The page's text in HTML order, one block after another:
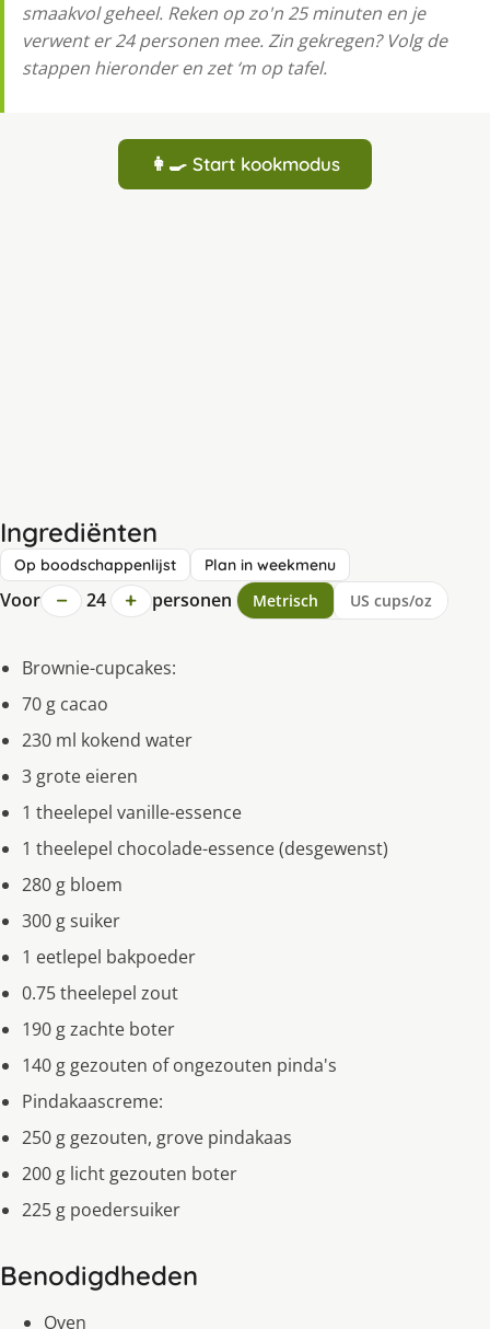
smaakvol geheel. Reken op zo'n 25 minuten en je
verwent er 24 personen mee. Zin gekregen? Volg de
stappen hieronder en zet ‘m op tafel.
👩‍🍳 Start kookmodus
Ingrediënten
Op boodschappenlijst Plan in weekmenu
Voor − 24 + personen Metrisch US cups/oz
Brownie-cupcakes:
70 g cacao
230 ml kokend water
3 grote eieren
1 theelepel vanille-essence
1 theelepel chocolade-essence (desgewenst)
280 g bloem
300 g suiker
1 eetlepel bakpoeder
0.75 theelepel zout
190 g zachte boter
140 g gezouten of ongezouten pinda's
Pindakaascreme:
250 g gezouten, grove pindakaas
200 g licht gezouten boter
225 g poedersuiker
Benodigdheden
Oven